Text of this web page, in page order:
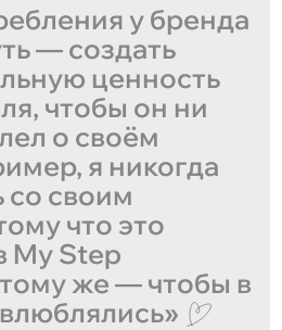
у бренда
— создать
ценность
чтобы он ни
о своём
я никогда
со своим
что это
My Step
же — чтобы в
влюблялись»